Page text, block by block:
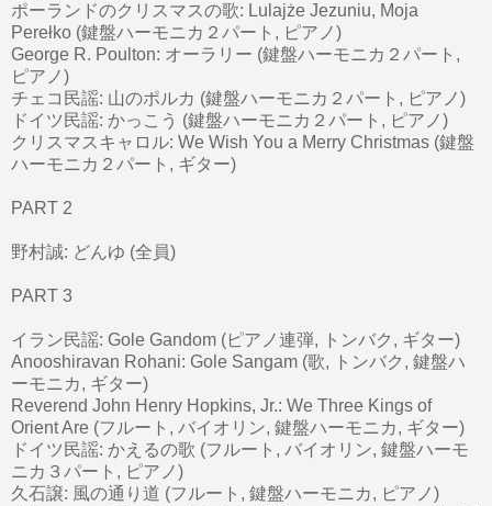
ポーランドのクリスマスの歌: Lulajże Jezuniu, Moja
Perełko (鍵盤ハーモニカ２パート, ピアノ)
George R. Poulton: オーラリー (鍵盤ハーモニカ２パート,
ピアノ)
チェコ民謡: 山のポルカ (鍵盤ハーモニカ２パート, ピアノ)
ドイツ民謡: かっこう (鍵盤ハーモニカ２パート, ピアノ)
クリスマスキャロル: We Wish You a Merry Christmas (鍵盤
ハーモニカ２パート, ギター)
PART 2
野村誠: どんゆ (全員)
PART 3
イラン民謡: Gole Gandom (ピアノ連弾, トンバク, ギター)
Anooshiravan Rohani: Gole Sangam (歌, トンバク, 鍵盤ハ
ーモニカ, ギター)
Reverend John Henry Hopkins, Jr.: We Three Kings of
Orient Are (フルート, バイオリン, 鍵盤ハーモニカ, ギター)
ドイツ民謡: かえるの歌 (フルート, バイオリン, 鍵盤ハーモ
ニカ３パート, ピアノ)
久石譲: 風の通り道 (フルート, 鍵盤ハーモニカ, ピアノ)